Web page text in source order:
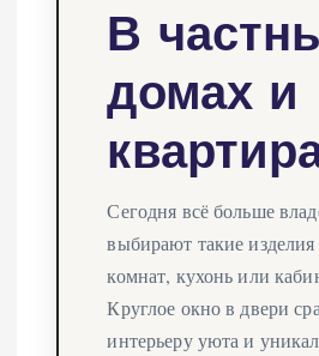
В
домах и
Сегодня всё больше
выбирают такие
комнат, кухонь или
Круглое окно в двери
интерьеру уюта и